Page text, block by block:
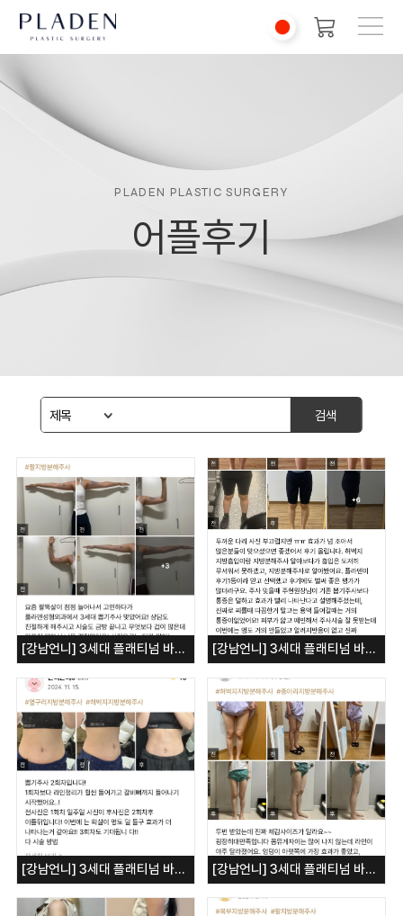
PLADEN PLASTIC SURGERY
어플후기
[강남언니] 3세대 플래티넘 바디뽑기 - 팔뚝 [강남언니] 3세대 플래티넘 바디뽑기 - 허벅지
[강남언니] 3세대 플래티넘 바디뽑기 - 옆구리 [강남언니] 3세대 플래티넘 바디뽑기 - 허벅지
검색